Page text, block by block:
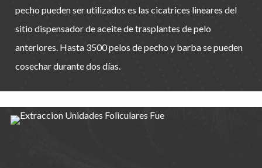
pecho pueden ser utilizados es las cicatrices lineares del
sitio dispensador de aceite de trasplantes de pelo
anteriores. Hasta 3500 pelos de pecho y barba se pueden
cosechar durante dos días.